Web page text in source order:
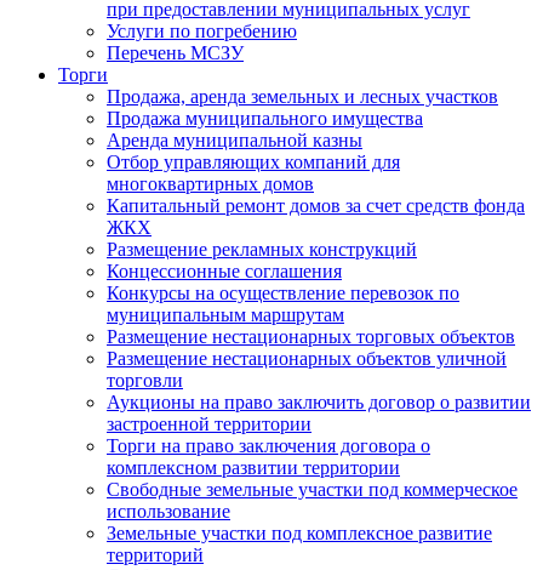
при предоставлении муниципальных услуг
Услуги по погребению
Перечень МСЗУ
Торги
Продажа, аренда земельных и лесных участков
Продажа муниципального имущества
Аренда муниципальной казны
Отбор управляющих компаний для
многоквартирных домов
Капитальный ремонт домов за счет средств фонда
ЖКХ
Размещение рекламных конструкций
Концессионные соглашения
Конкурсы на осуществление перевозок по
муниципальным маршрутам
Размещение нестационарных торговых объектов
Размещение нестационарных объектов уличной
торговли
Аукционы на право заключить договор о развитии
застроенной территории
Торги на право заключения договора о
комплексном развитии территории
Свободные земельные участки под коммерческое
использование
Земельные участки под комплексное развитие
территорий